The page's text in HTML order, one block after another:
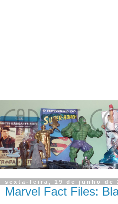
sexta-feira, 19 de junho de
Marvel Fact Files: